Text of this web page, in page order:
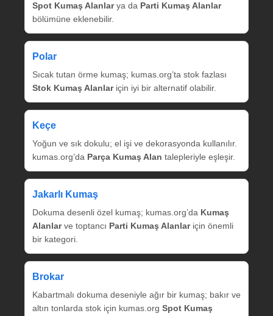
Spot Kumaş Alanlarya da Parti Kumaş Alanlar
bölümüne eklenebilir.
Polar
Sıcak tutan örme kumaş; kumas.org’ta stok fazlası
Stok Kumaş Alanlariçin iyi bir alternatif olabilir.
Keçe
Yoğun ve sık dokulu; el işi ve dekorasyonda kullanılır.
kumas.org’da Parça Kumaş Alan talepleriyle eşleşir.
Jakarlı Kumaş
Dokuma desenli özel kumaş; kumas.org’da Kumaş
Alanlarve toptancı Parti Kumaş Alanlariçin önemli
bir kategori.
Brokar
Kabartmalı dokuma deseniyle ağır bir kumaş; bakır ve
altın tonlarda stok için kumas.org Spot Kumaş